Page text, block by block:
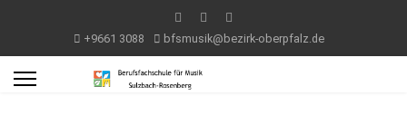
+9661 3088 bfsmusik@bezirk-oberpfalz.de